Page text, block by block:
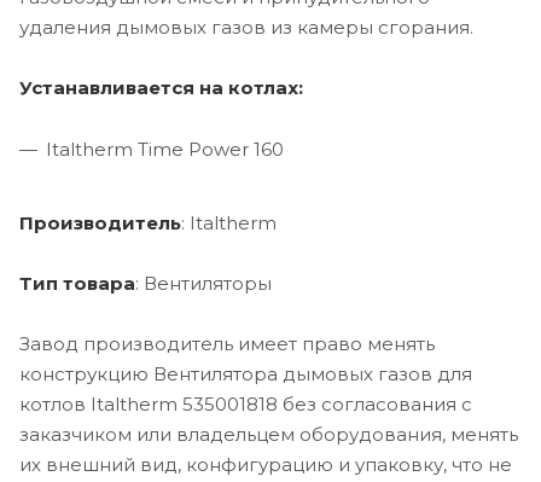
удаления дымовых газов из камеры сгорания.
Устанавливается на котлах:
Italtherm Time Power 160
Производитель: Italtherm
Тип товара: Вентиляторы
Завод производитель имеет право менять
конструкцию Вентилятора дымовых газов для
котлов Italtherm 535001818 без согласования с
заказчиком или владельцем оборудования, менять
их внешний вид, конфигурацию и упаковку, что не